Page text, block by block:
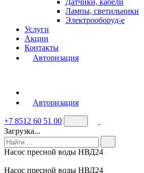
Датчики, кабели
Лампы, светильники
Электрооборуд-е
Услуги
Акции
Контакты
Авторизация
Авторизация
+7 8512 60 51 00
Загрузка...
Насос пресной воды НВД24
Насос пресной воды НВД24